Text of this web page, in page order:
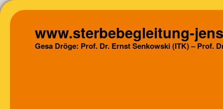
www.sterbebegleitung-
Gesa Dröge: Prof. Dr. Ernst Senkowski (ITK) – Prof.